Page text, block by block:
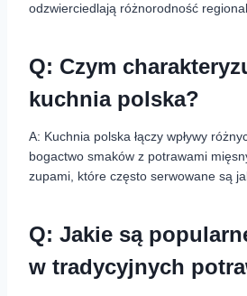
odzwierciedlają różnorodność
Q: Czym
kuchnia polska?
A: Kuchnia polska łączy wpływy
bogactwo smaków z potrawami
zupami, które często serwowane są
Q: Jakie są
w tradycyjnych